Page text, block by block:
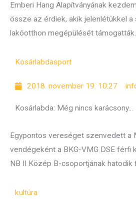
Emberi Hang Alapítványának
össze az érdiek, akik jelenlétükkel
lakóotthon megépülését támogatták.
Kosárlabdasport
2018. november 19. 10:27
Kosárlabda: Még nincs karácsony…
Egypontos vereséget szenvedett a
vendégeként a BKG-VMG DSE férfi
NB II Közép B-csoportjának hatodik
kultúra